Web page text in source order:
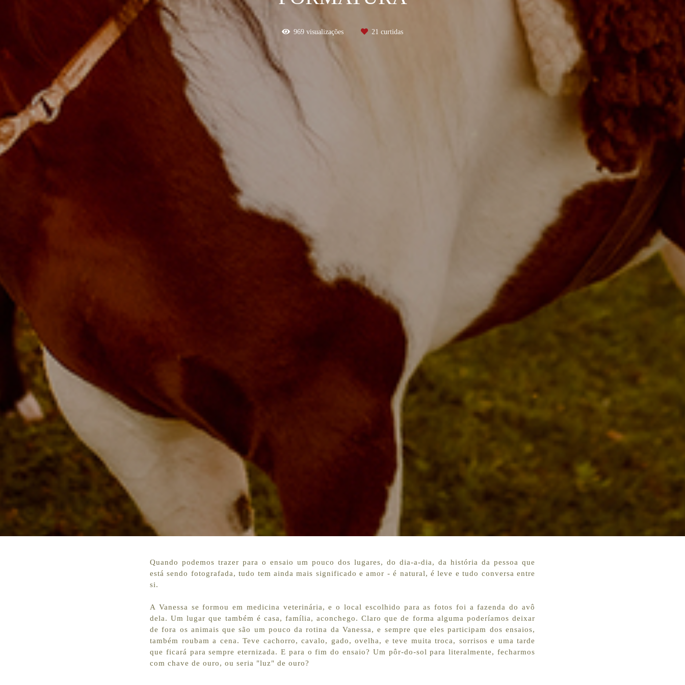
969 visualizações 21 curtidas
Quando podemos trazer para o ensaio um pouco dos lugares, do dia-a-dia, da história da pessoa que
está sendo fotografada, tudo tem ainda mais significado e amor - é natural, é leve e tudo conversa entre
si.
A Vanessa se formou em medicina veterinária, e o local escolhido para as fotos foi a fazenda do avô
dela. Um lugar que também é casa, família, aconchego. Claro que de forma alguma poderíamos deixar
de fora os animais que são um pouco da rotina da Vanessa, e sempre que eles participam dos ensaios,
também roubam a cena. Teve cachorro, cavalo, gado, ovelha, e teve muita troca, sorrisos e uma tarde
que ficará para sempre eternizada. E para o fim do ensaio? Um pôr-do-sol para literalmente, fecharmos
com chave de ouro, ou seria "luz" de ouro?